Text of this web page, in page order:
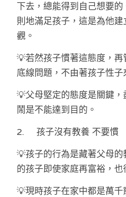
下去，總能得到自己想要
則地滿足孩子，這是為他
觀。
💡若然孩子慣著這態度，
底線問題，不由著孩子性子
💡父母堅定的態度是關鍵
鬧是不能達到目的。
2.	孩子沒有教養 不要慣
💡孩子的行為是藏著父母
的孩子即使家庭再富裕，也
💡現時孩子在家中都是萬